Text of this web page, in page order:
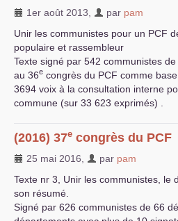
1er août 2013 par pam
Unir les communistes pour un PCF
populaire et rassembleur
Texte signé par 542 communistes
au 36e congrès du PCF comme
3694 voix à la consultation interne
commune (sur 33 623 exprimés) .
(2016) 37e congrès du PCF
25 mai 2016 par pam
Texte nr 3, Unir les communistes, le
son résumé.
Signé par 626 communistes de 66